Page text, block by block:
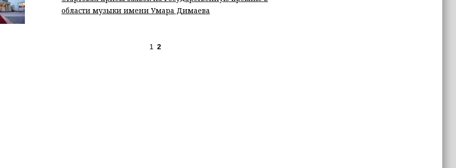
области музыки имени Умара Димаева
1 2